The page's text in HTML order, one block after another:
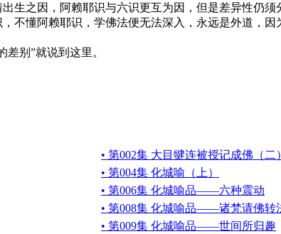
之因，阿赖耶识与六识更互为因，但是差异性仍须
不懂阿赖耶识，学佛法便无法深入，永远是外道，
别”就说到这里。
• 第002集 大目犍连被授记成佛（二）
• 第004集 化城喻（上）
• 第006集 化城喻品——六种震动
• 第008集 化城喻品——诸梵请佛转
• 第009集 化城喻品——世间所归趣